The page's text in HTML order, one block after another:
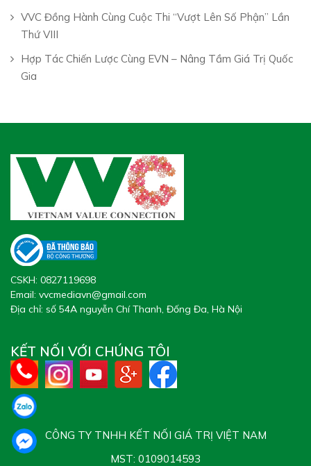
VVC Đồng Hành Cùng Cuộc Thi “Vượt Lên Số Phận” Lần
Thứ VIII
Hợp Tác Chiến Lược Cùng EVN – Nâng Tầm Giá Trị Quốc
Gia
CSKH: 0827119698
Email: vvcmediavn@gmail.com
Địa chỉ: số 54A nguyễn Chí Thanh, Đống Đa, Hà Nội
KẾT NỐI VỚI CHÚNG TÔI
CÔNG TY TNHH KẾT NỐI GIÁ TRỊ VIỆT NAM
MST: 0109014593